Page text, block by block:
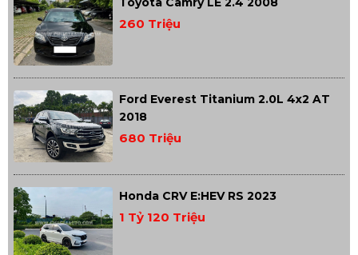
260 Triệu
Ford Everest Titanium 2.0L 4x2 AT
2018
680 Triệu
Honda CRV E:HEV RS 2023
1 Tỷ 120 Triệu